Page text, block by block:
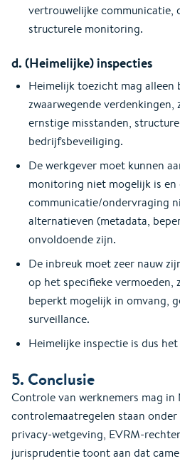
vertrouwelijke communicatie,
structurele monitoring.
d. (Heimelijke) inspecties
Heimelijk toezicht mag alleen
zwaarwegende verdenkingen,
ernstige misstanden,
bedrijfsbeveiliging.
De werkgever moet kunnen
monitoring niet mogelijk is en
communicatie/ondervraging
alternatieven (metadata,
onvoldoende zijn.
De inbreuk moet zeer nauw
op het specifieke
beperkt mogelijk in omvang,
surveillance.
Heimelijke inspectie is dus
5. Conclusie
Controle van werknemers mag in
controlemaatregelen staan
privacy-wetgeving, EVRM-
jurisprudentie toont aan dat